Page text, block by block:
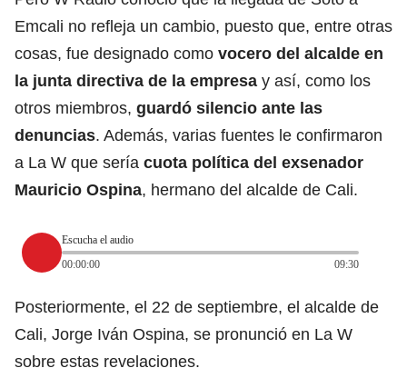
Emcali no refleja un cambio, puesto que, entre otras
cosas, fue designado como vocero del alcalde en
la junta directiva de la empresa y así, como los
otros miembros, guardó silencio ante las
denuncias. Además, varias fuentes le confirmaron
a La W que sería cuota política del exsenador
Mauricio Ospina, hermano del alcalde de Cali.
Escucha el audio
00:00:00
09:30
Posteriormente, el 22 de septiembre, el alcalde de
Cali, Jorge Iván Ospina, se pronunció en La W
sobre estas revelaciones.